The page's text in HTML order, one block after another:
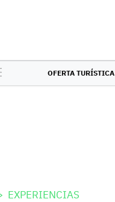
OFERTA TURÍSTICA
EXPERIENCIAS